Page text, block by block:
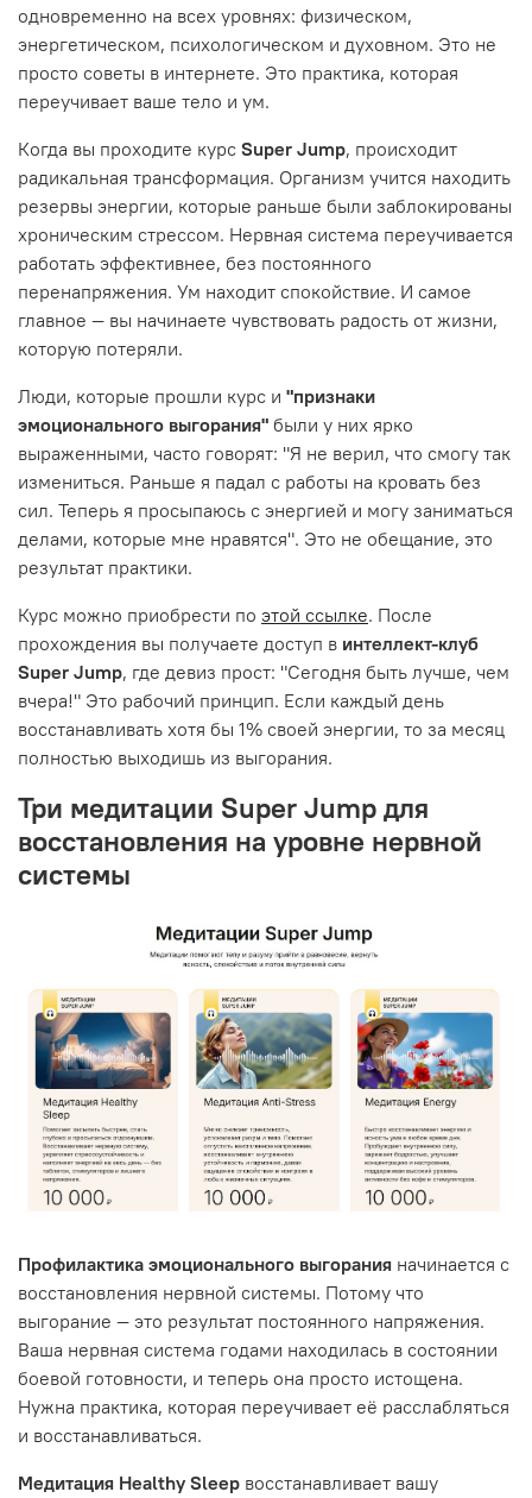
одновременно на всех уровнях: физическом,
энергетическом, психологическом и духовном. Это не
просто советы в интернете. Это практика, которая
переучивает ваше тело и ум.
Когда вы проходите курс Super Jump, происходит
радикальная трансформация. Организм учится находить
резервы энергии, которые раньше были заблокированы
хроническим стрессом. Нервная система переучивается
работать эффективнее, без постоянного
перенапряжения. Ум находит спокойствие. И самое
главное — вы начинаете чувствовать радость от жизни,
которую потеряли.
Люди, которые прошли курс и "признаки
эмоционального выгорания" были у них ярко
выраженными, часто говорят: "Я не верил, что смогу так
измениться. Раньше я падал с работы на кровать без
сил. Теперь я просыпаюсь с энергией и могу заниматься
делами, которые мне нравятся". Это не обещание, это
результат практики.
Курс можно приобрести по этой ссылке. После
прохождения вы получаете доступ в интеллект-клуб
Super Jump, где девиз прост: "Сегодня быть лучше, чем
вчера!" Это рабочий принцип. Если каждый день
восстанавливать хотя бы 1% своей энергии, то за месяц
полностью выходишь из выгорания.
Три медитации Super Jump для
восстановления на уровне нервной
системы
Профилактика эмоционального выгорания начинается с
восстановления нервной системы. Потому что
выгорание — это результат постоянного напряжения.
Ваша нервная система годами находилась в состоянии
боевой готовности, и теперь она просто истощена.
Нужна практика, которая переучивает её расслабляться
и восстанавливаться.
Медитация Healthy Sleep восстанавливает вашу